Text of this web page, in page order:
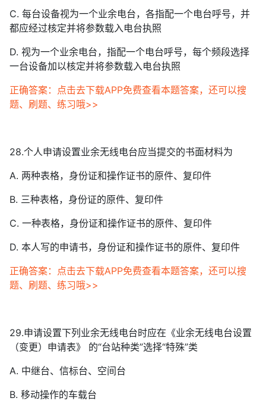
C. 每台设备视为一个业余电台，各指配一个电台呼号，并
都应经过核定并将参数载入电台执照
D. 视为一个业余电台，指配一个电台呼号，每个频段选择
一台设备加以核定并将参数载入电台执照
正确答案：点击去下载APP免费查看本题答案，还可以搜
题、刷题、练习哦>>
28.个人申请设置业余无线电台应当提交的书面材料为
A. 两种表格，身份证和操作证书的原件、复印件
B. 三种表格，身份证的原件、复印件
C. 一种表格，身份证和操作证书的原件、复印件
D. 本人写的申请书，身份证和操作证书的原件、复印件
正确答案：点击去下载APP免费查看本题答案，还可以搜
题、刷题、练习哦>>
29.申请设置下列业余无线电台时应在《业余无线电台设置
（变更）申请表》 的“台站种类”选择“特殊”类
A. 中继台、信标台、空间台
B. 移动操作的车载台